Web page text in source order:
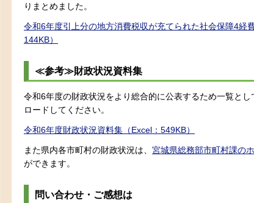
りまとめました。
令和6年度引上分の地方消費税収が充てられた社会保障4経
144KB）
≪参考≫財政状況資料集
令和6年度の財政状況をより総合的に公表するため一覧と
ロードしてください。
令和6年度財政状況資料集（Excel：549KB）
また県内各市町村の財政状況は、 宮城県総務部市町村課の
ができます。
問い合わせ・ご感想は